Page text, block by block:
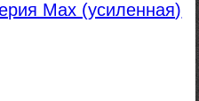
Max (усиленная)